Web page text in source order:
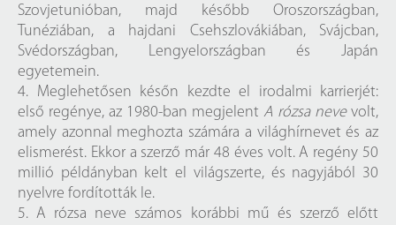
Szovjetunióban, majd később Oroszországban,
Tunéziában, a hajdani Csehszlovákiában, Svájcban,
Svédországban, Lengyelországban és Japán
egyetemein.
4. Meglehetősen későn kezdte el irodalmi karrierjét:
első regénye, az 1980-ban megjelent A rózsa nevevolt,
amely azonnal meghozta számára a világhírnevet és az
elismerést. Ekkor a szerző már 48 éves volt. A regény 50
millió példányban kelt el világszerte, és nagyjából 30
nyelvre fordították le.
5. A rózsa neve számos korábbi mű és szerző előtt